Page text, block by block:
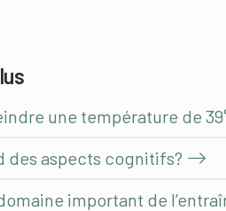
une température de
des aspects cognitifs?
important de